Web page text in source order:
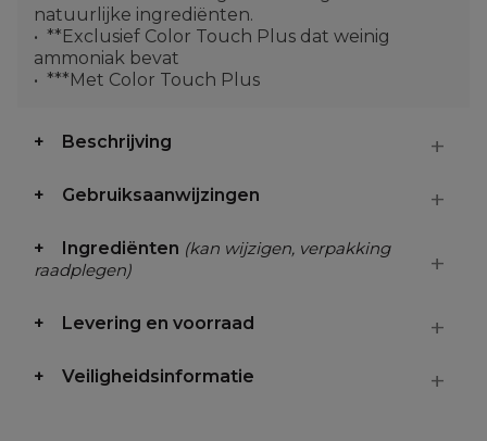
natuurlijke ingrediënten.
**Exclusief Color Touch Plus dat weinig
ammoniak bevat
***Met Color Touch Plus
Beschrijving
Gebruiksaanwijzingen
Ingrediënten (kan wijzigen, verpakking
raadplegen)
Levering en voorraad
Veiligheidsinformatie